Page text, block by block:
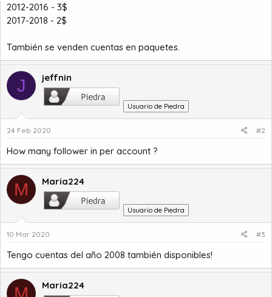
2012-2016 - 3$
2017-2018 - 2$
También se venden cuentas en paquetes.
J jeffnin
Usuario de Piedra
24 Feb 2020 #2
How many follower in per account ?
M Maria224
Usuario de Piedra
10 Mar 2020 #3
Tengo cuentas del año 2008 también disponibles!
M Maria224